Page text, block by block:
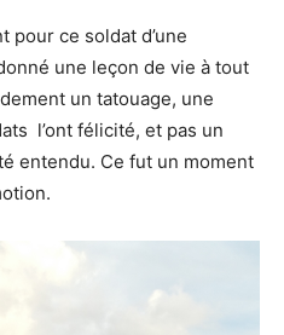
pour ce soldat d’une
une leçon de vie à tout
un tatouage, une
l’ont félicité, et pas un
entendu. Ce fut un moment